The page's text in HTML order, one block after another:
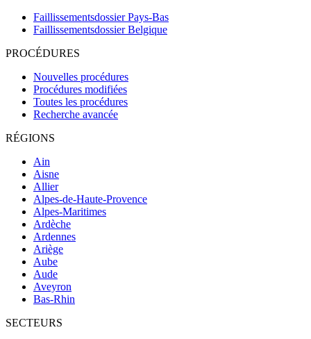
Faillissementsdossier Pays-Bas
Faillissementsdossier Belgique
PROCÉDURES
Nouvelles procédures
Procédures modifiées
Toutes les procédures
Recherche avancée
RÉGIONS
Ain
Aisne
Allier
Alpes-de-Haute-Provence
Alpes-Maritimes
Ardèche
Ardennes
Ariège
Aube
Aude
Aveyron
Bas-Rhin
SECTEURS